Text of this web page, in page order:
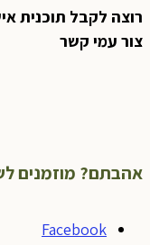
רוצה לקבל תוכנית
צור עמי קשר
אהבתם? מוזמנים
Facebook